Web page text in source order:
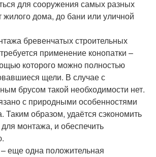
для сооружения самых разных
жилого дома, до бани или уличной
бревенчатых строительных
применение конопатки –
которого можно полностью
щели. В случае с
брусом такой необходимости нет.
с природными особенностями
Таким образом, удаётся сэкономить
монтажа, и обеспечить
– еще одна положительная